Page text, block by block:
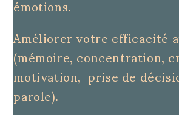
Améliorer votre efficacité
(mémoire, concentration,
motivation, prise de
parole).